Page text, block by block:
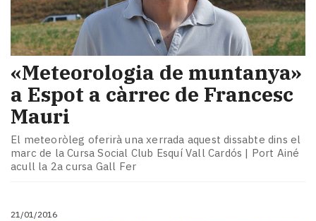
«Meteorologia de muntanya»
a Espot a càrrec de Francesc
Mauri
El meteoròleg oferirà una xerrada aquest dissabte dins el
marc de la Cursa Social Club Esquí Vall Cardós | Port Ainé
acull la 2a cursa Gall Fer
21/01/2016